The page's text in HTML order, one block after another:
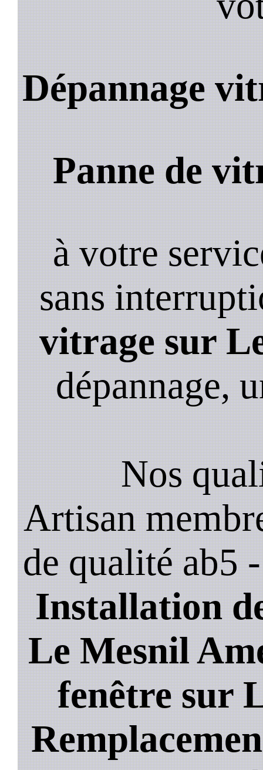
Dépannage
Panne de
à votre
sans
vitrage sur
dépannage,
Nos
Artisan
de qualité ab5
Installation
Le Mesnil
fenêtre sur